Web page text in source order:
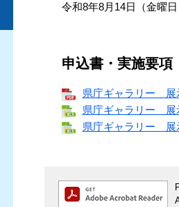
令和8年8月14日（金曜日
申込書・実施要項
県庁ギャラリー 展
県庁ギャラリー 展
県庁ギャラリー 展